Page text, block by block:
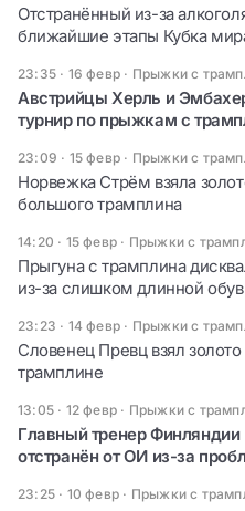
Отстранённый из-за
ближайшие этапы Кубка
23:35 · 16 февр · Прыжки с
Австрийцы Херль и
турнир по прыжкам с
23:09 · 15 февр · Прыжки с
Норвежка Стрём взяла
большого трамплина
14:20 · 15 февр · Прыжки с
Прыгуна с трамплина
из-за слишком длинной
23:23 · 14 февр · Прыжки с
Словенец Превц взял
трамплине
13:05 · 12 февр · Прыжки с
Главный тренер
отстранён от ОИ из-за
23:25 · 10 февр · Прыжки с